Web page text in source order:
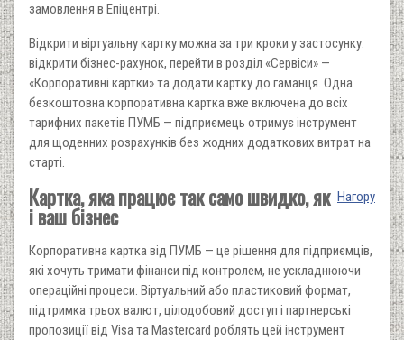
замовлення в Епіцентрі.
Відкрити віртуальну картку можна за три кроки у застосунку:
відкрити бізнес-рахунок, перейти в розділ «Сервіси» —
«Корпоративні картки» та додати картку до гаманця. Одна
безкоштовна корпоративна картка вже включена до всіх
тарифних пакетів ПУМБ — підприємець отримує інструмент
для щоденних розрахунків без жодних додаткових витрат на
старті.
Нагору
Картка, яка працює так само швидко, як
і ваш бізнес
Корпоративна картка від ПУМБ — це рішення для підприємців,
які хочуть тримати фінанси під контролем, не ускладнюючи
операційні процеси. Віртуальний або пластиковий формат,
підтримка трьох валют, цілодобовий доступ і партнерські
пропозиції від Visa та Mastercard роблять цей інструмент